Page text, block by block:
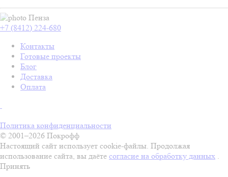
Пенза
+7 (8412) 224-680
Контакты
Готовые проекты
Блог
Доставка
Оплата
Политика конфиденциальности
© 2001–2026 Покрофф
Настоящий сайт использует cookie-файлы. Продолжая
использование сайта, вы даёте согласие на обработку данных .
Принять